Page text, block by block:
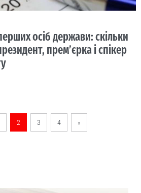
осіб держави: скільки
прем’єрка і спікер
2 3 4 »